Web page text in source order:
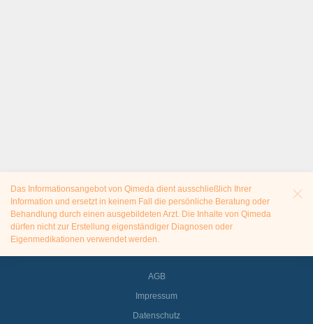
Das Informationsangebot von Qimeda dient ausschließlich Ihrer
Information und ersetzt in keinem Fall die persönliche Beratung oder
Behandlung durch einen ausgebildeten Arzt. Die Inhalte von Qimeda
dürfen nicht zur Erstellung eigenständiger Diagnosen oder
Eigenmedikationen verwendet werden.
AGB
Impressum
Datenschutz